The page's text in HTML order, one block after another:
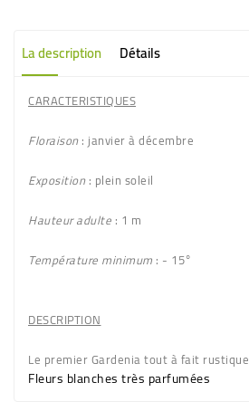
La description Détails
CARACTERISTIQUES
Floraison: janvier à décembre
Exposition: plein soleil
Hauteur adulte : 1 m
Température minimum : - 15°
DESCRIPTION
Le premier Gardeniatout à fait rustique
Fleurs blanches très parfumées